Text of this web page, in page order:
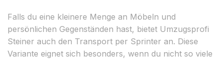
Falls du eine kleinere Menge an Möbeln und
persönlichen Gegenständen hast, bietet Umzugsprofi
Steiner auch den Transport per Sprinter an. Diese
Variante eignet sich besonders, wenn du nicht so viele